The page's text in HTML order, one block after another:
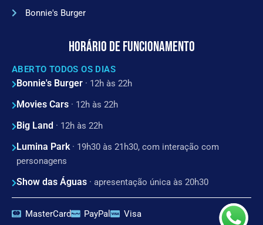
Bonnie's Burger
HORÁRIO DE FUNCIONAMENTO
ABERTO TODOS OS DIAS
Bonnie's Burger · 12h às 22h
Movies Cars · 12h às 22h
Big Land · 12h às 22h
Lumina Park · 19h30 às 21h30, com interação com
personagens
Show das Águas · apresentação única às 20h30
MasterCard PayPal Visa